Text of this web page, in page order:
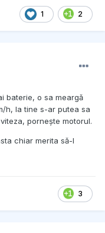
1 2
baterie, o sa meargă
h, la tine s-ar putea sa
pornește motorul.
chiar merita să-l
3